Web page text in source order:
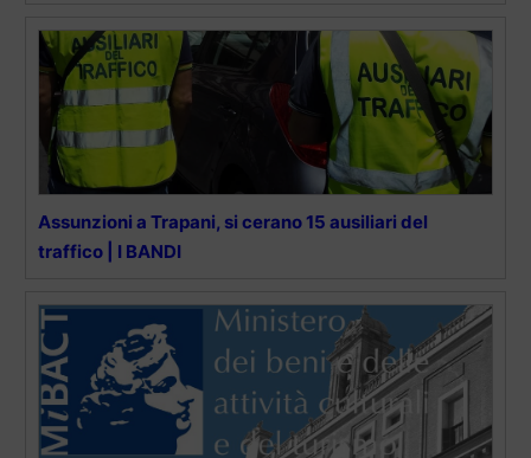
Assunzioni a Trapani, si cerano 15 ausiliari del
traffico | I BANDI